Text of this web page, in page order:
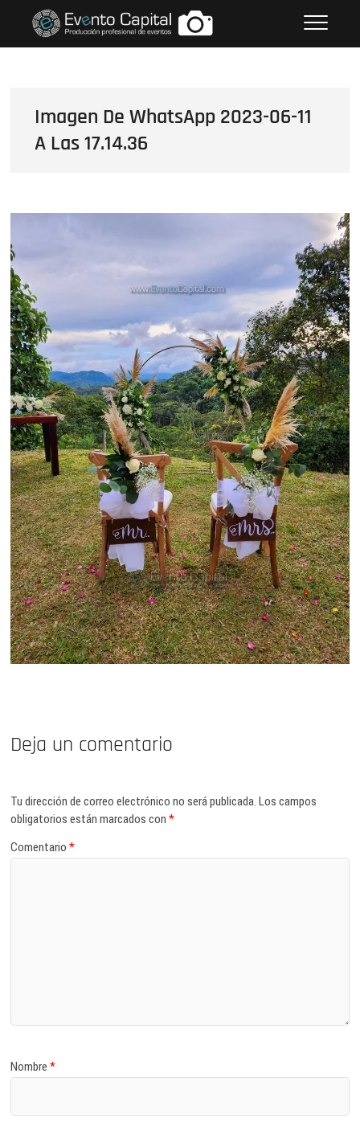
contenido
FOTOS GRUPO EMPRESARIAL
Imagen De WhatsApp 2023-06-11
A Las 17.14.36
Deja un comentario
Tu dirección de correo electrónico no será publicada. Los campos
obligatorios están marcados con*
Comentario*
Nombre*